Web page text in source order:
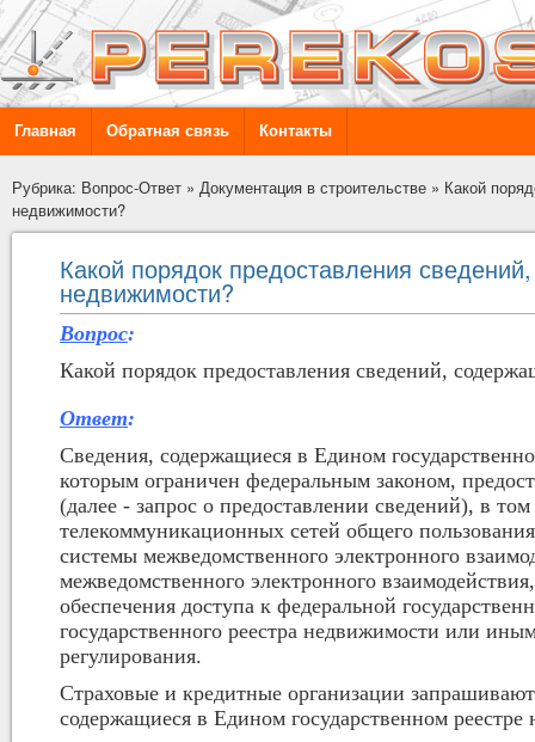
Главная Обратная связь Контакты
Рубрика: Вопрос-Ответ » Документация в строительстве » Какой
недвижимости?
Какой порядок предоставления
недвижимости?
Вопрос:
Какой порядок предоставления сведений,
Ответ:
Сведения, содержащиеся в Едином
которым ограничен федеральным законом,
(далее - запрос о предоставлении сведений), в
телекоммуникационных сетей общего
системы межведомственного электронного
межведомственного электронного
обеспечения доступа к федеральной
государственного реестра недвижимости или
регулирования.
Страховые и кредитные организации
содержащиеся в Едином государственном